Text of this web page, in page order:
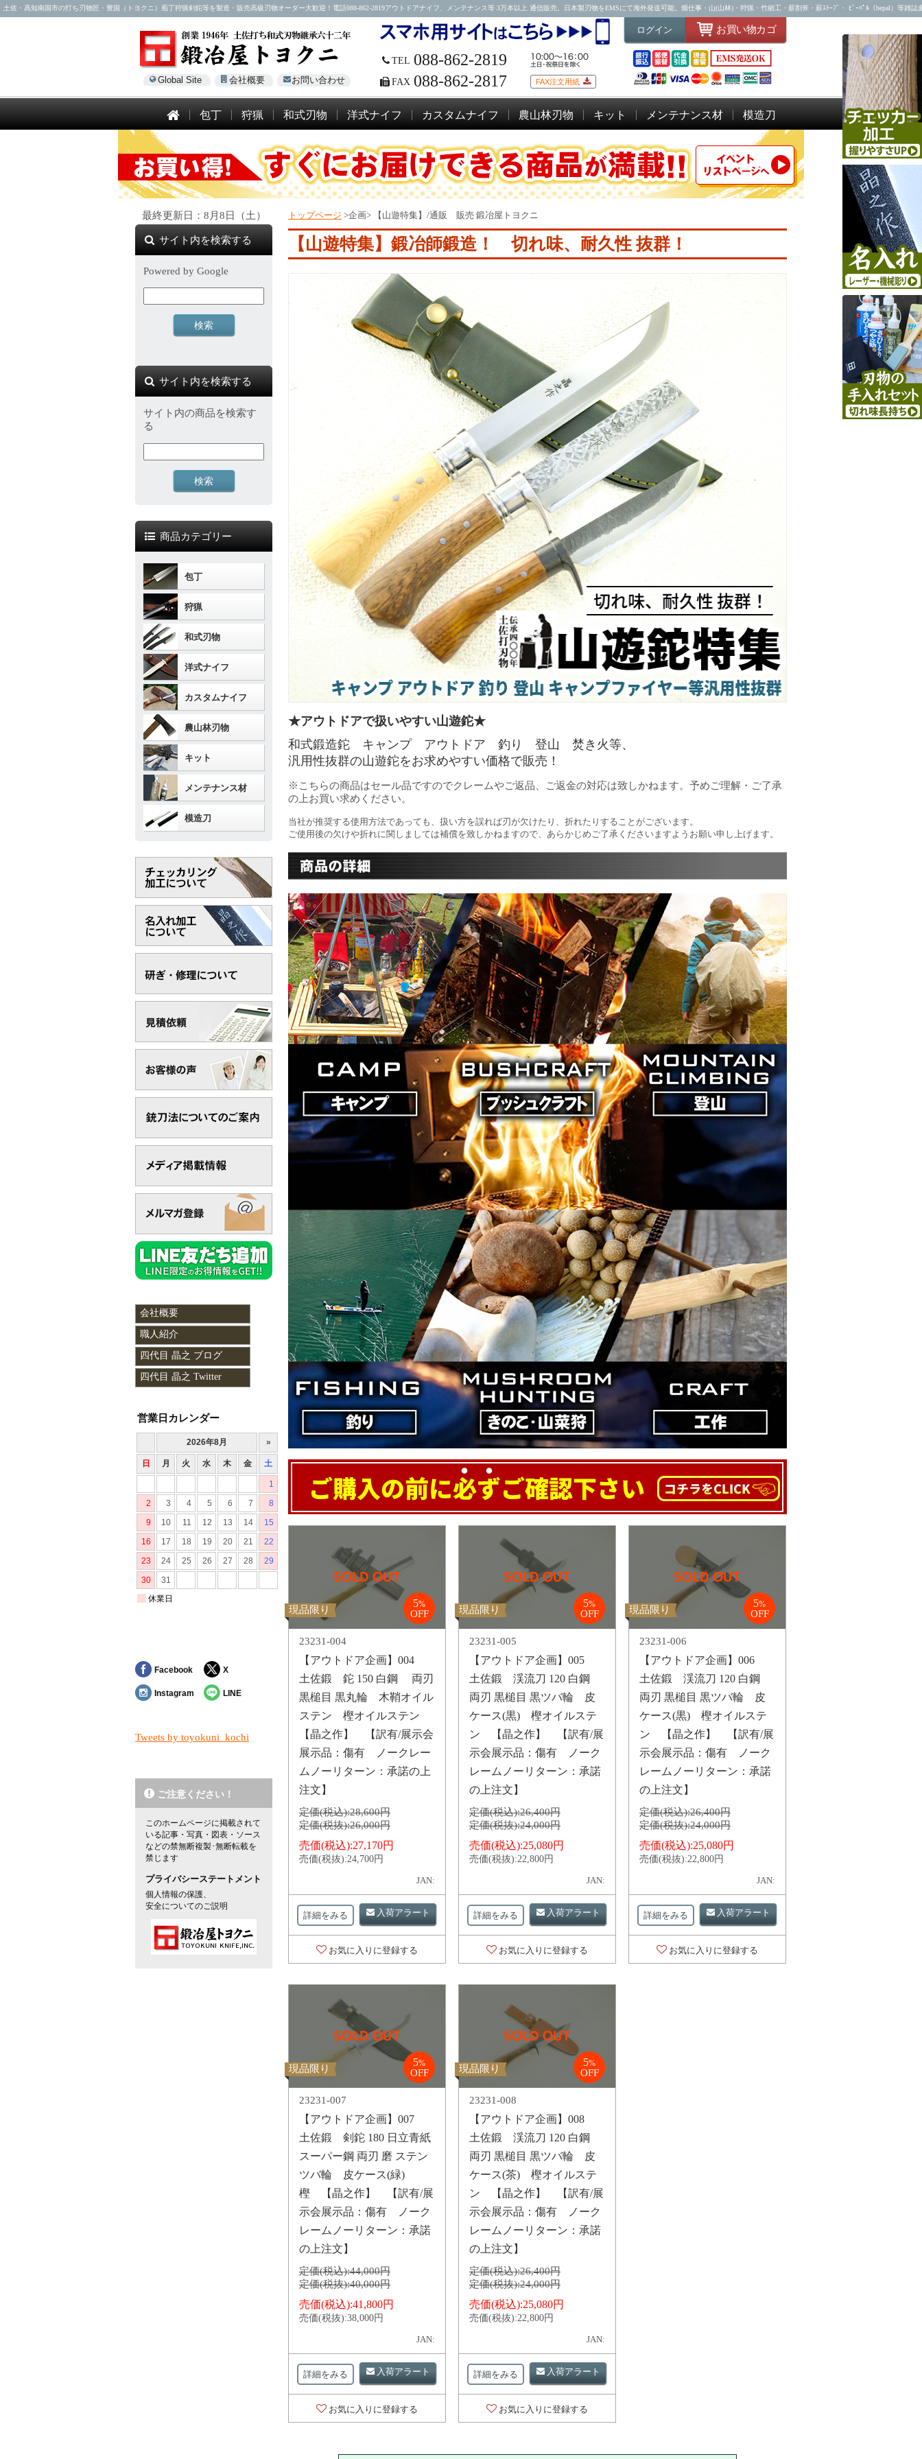
土佐・高知南国市の打ち刃物匠・豊国（トヨクニ）庖丁狩猟剣鉈等を製造・販売高級刃物オーダー大歓迎！電話088-862-2819アウトドアナイフ、メンテナンス等 3万本以上 通信販売。日本製刃物をEMSにて海外発送可能。畑仕事・山(山林)・狩猟・竹細工・薪割斧・薪ｽﾄｰﾌﾞ・ ﾋﾞｰﾊﾟﾙ（bepal）等雑誌
Global Site 会社概要 お問い合わせ
TEL 088-862-2819
FAX 088-862-2817 FAX注文用紙
ログイン お買い物カゴ
包丁 狩猟 和式刃物 洋式ナイフ カスタムナイフ 農山林刃物 キット メンテナンス材 模造刀
トップページ >企画> 【山遊特集】/通販 販売 鍛冶屋トヨクニ
【山遊特集】 鍛冶師鍛造！ 切れ味、耐久性 抜群！
★アウトドアで扱いやすい山遊鉈★
和式鍛造鉈 キャンプ アウトドア 釣り 登山 焚き火等、
汎用性抜群の山遊鉈をお求めやすい価格で販売！
※こちらの商品はセール品ですのでクレームやご返品、ご返金の対応は致しかねます。予めご理解・ご了承
の上お買い求めください。
当社が推奨する使用方法であっても、扱い方を誤れば刃が欠けたり、折れたりすることがございます。
ご使用後の欠けや折れに関しましては補償を致しかねますので、あらかじめご了承くださいますようお願い申し上げます。
現品限り
5%
OFF
23231-004
【アウトドア企画】004
土佐鍛 鉈 150 白鋼 両刃
黒槌目 黒丸輪 木鞘オイル
ステン 樫オイルステン
【晶之作】 【訳有/展示会
展示品：傷有 ノークレー
ムノーリターン：承諾の上
注文】
定価(税込):28,600円
定価(税抜):26,000円
売価(税込):27,170円
売価(税抜):24,700円
JAN:
詳細をみる 入荷アラート
お気に入りに登録する
現品限り
5%
OFF
23231-005
【アウトドア企画】005
土佐鍛 渓流刀 120 白鋼
両刃 黒槌目 黒ツバ輪 皮
ケース(黒) 樫オイルステ
ン 【晶之作】 【訳有/展
示会展示品：傷有 ノーク
レームノーリターン：承諾
の上注文】
定価(税込):26,400円
定価(税抜):24,000円
売価(税込):25,080円
売価(税抜):22,800円
JAN:
詳細をみる 入荷アラート
お気に入りに登録する
現品限り
5%
OFF
23231-006
【アウトドア企画】006
土佐鍛 渓流刀 120 白鋼
両刃 黒槌目 黒ツバ輪 皮
ケース(黒) 樫オイルステ
ン 【晶之作】 【訳有/展
示会展示品：傷有 ノーク
レームノーリターン：承諾
の上注文】
定価(税込):26,400円
定価(税抜):24,000円
売価(税込):25,080円
売価(税抜):22,800円
JAN:
詳細をみる 入荷アラート
お気に入りに登録する
現品限り
5%
OFF
23231-007
【アウトドア企画】007
土佐鍛 剣鉈 180 日立青紙
スーパー鋼 両刃 磨 ステン
ツバ輪 皮ケース(緑)
樫 【晶之作】 【訳有/展
示会展示品：傷有 ノーク
レームノーリターン：承諾
の上注文】
定価(税込):44,000円
定価(税抜):40,000円
売価(税込):41,800円
売価(税抜):38,000円
JAN:
詳細をみる 入荷アラート
お気に入りに登録する
現品限り
5%
OFF
23231-008
【アウトドア企画】008
土佐鍛 渓流刀 120 白鋼
両刃 黒槌目 黒ツバ輪 皮
ケース(茶) 樫オイルステ
ン 【晶之作】 【訳有/展
示会展示品：傷有 ノーク
レームノーリターン：承諾
の上注文】
定価(税込):26,400円
定価(税抜):24,000円
売価(税込):25,080円
売価(税抜):22,800円
JAN:
詳細をみる 入荷アラート
お気に入りに登録する
最終更新日：8月8日（土）
サイト内を検索する
Powered by Google
サイト内を検索する
サイト内の商品を検索す
る
商品カテゴリー
包丁
狩猟
和式刃物
洋式ナイフ
カスタムナイフ
農山林刃物
キット
メンテナンス材
模造刀
会社概要
職人紹介
四代目 晶之 ブログ
四代目 晶之 Twitter
営業日カレンダー
Facebook X
Instagram LINE
Tweets by toyokuni_kochi
ご注意ください！
このホームページに掲載されて
いる記事・写真・図表・ソース
などの禁無断複製･無断転載を
禁じます
プライバシーステートメント
個人情報の保護、
安全についてのご説明